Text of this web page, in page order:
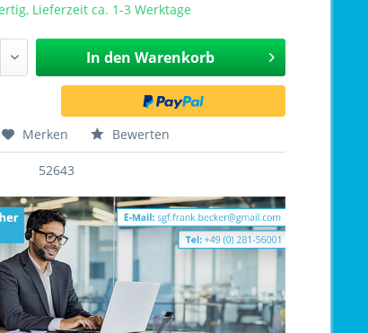
Lieferzeit ca. 1-3 Werktage
In den Warenkorb
Merken Bewerten
52643